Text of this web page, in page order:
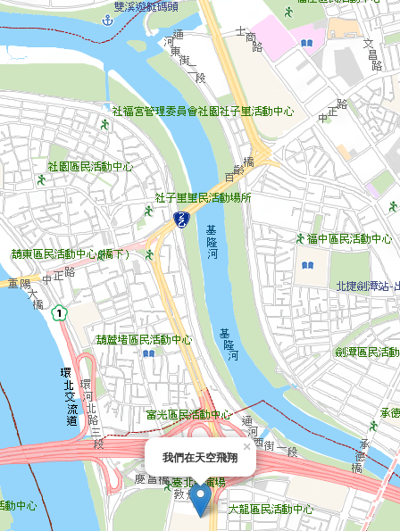
我們在天空飛翔
×